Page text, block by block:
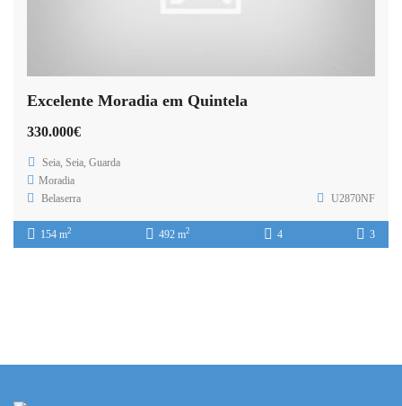
Excelente Moradia em Quintela
330.000€
Seia, Seia, Guarda
Moradia
Belaserra
U2870NF
154 m2 492 m2 4 3